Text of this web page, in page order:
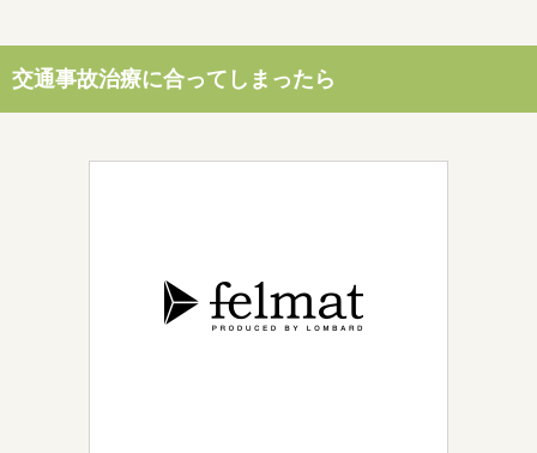
交通事故治療に合ってしまったら